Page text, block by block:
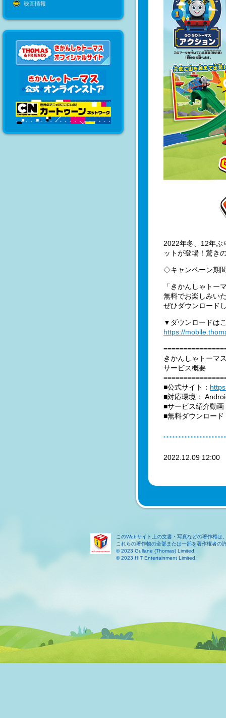
映画情報
2022年冬、12年ぶ
ットが登場！驚き
◇キャンペーン期
「きかんしゃトー
無料でお楽しみい
ぜひダウンロード
▼ダウンロードは
https://
きかんしゃトーマ
サービス概要
■公式サイト：
■対応環境：
■サービス紹介動画
■無料ダウンロー
2022.12.09
このWebサイト上の文書・写真などの著作権
これらの著作物の全部または一部を著作権者の
© 2023 Gullane (Thomas) Limited.
© 2023 HIT Entertainment Limited.